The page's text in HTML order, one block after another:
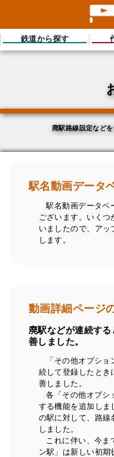
鉄道から探す
廃駅路線設定など
駅名動画データ
駅名動画データベ
ございます。いく
いましたので、アッ
します。
動画詳細ページ
廃駅などが連続す
善しました。
「その他オプシ
続して登録したとき
善しました。
各「その他オプシ
する機能を追加しま
の駅に対して、路線
しました。
これに伴い、今ま
ン駅」は新しい初期